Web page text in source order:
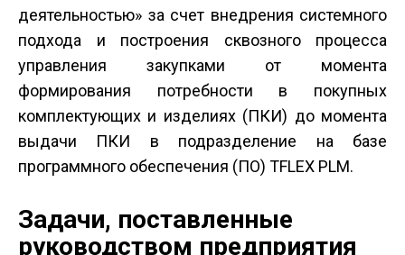
деятельностью» за счет внедрения системного
подхода и построения сквозного процесса
управления закупками от момента
формирования потребности в покупных
комплектующих и изделиях (ПКИ) до момента
выдачи ПКИ в подразделение на базе
программного обеспечения (ПО) T­FLEX PLM.
Задачи, поставленные
руководством предприятия